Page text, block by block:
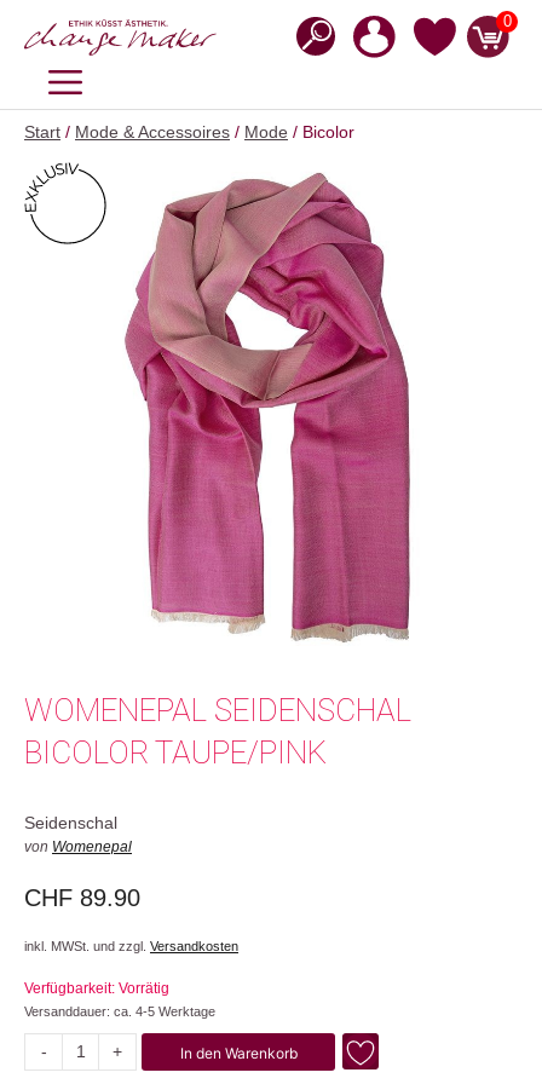
Inhalt
0
MENÜ
Start / Mode & Accessoires / Mode / Bicolor
WOMENEPAL SEIDENSCHAL
BICOLOR TAUPE/PINK
Seidenschal
von Womenepal
CHF 89.90
inkl. MWSt. und zzgl. Versandkosten
Verfügbarkeit: Vorrätig
Versanddauer: ca. 4-5 Werktage
-
Bicolor
+ In den Warenkorb